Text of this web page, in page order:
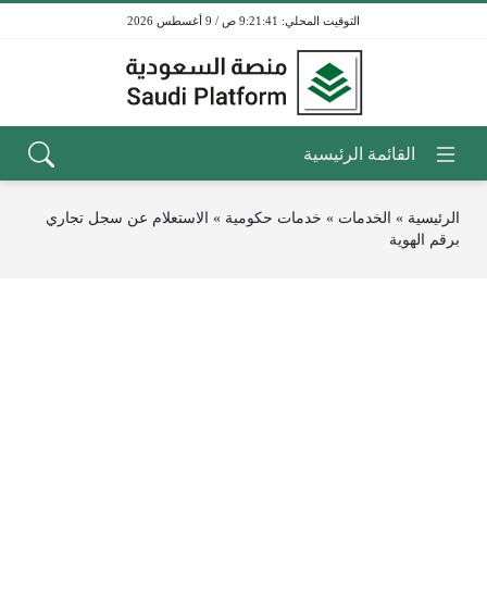
9:21:41 ص / 9 أغسطس 2026
الرئيسية » الخدمات » خدمات حكومية » الاستعلام عن سجل تجاري
برقم الهوية